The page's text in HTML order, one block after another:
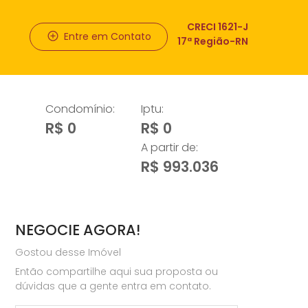
CRECI 1621-J
17ª Região-RN
Entre em Contato
Iptu:
R$ 0
Condomínio:
R$ 0
A partir de:
R$ 993.036
NEGOCIE AGORA!
Gostou desse Imóvel
Então compartilhe aqui sua proposta ou
dúvidas que a gente entra em contato.